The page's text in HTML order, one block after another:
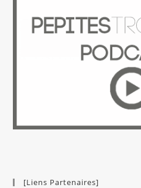
[Liens Partenaires]